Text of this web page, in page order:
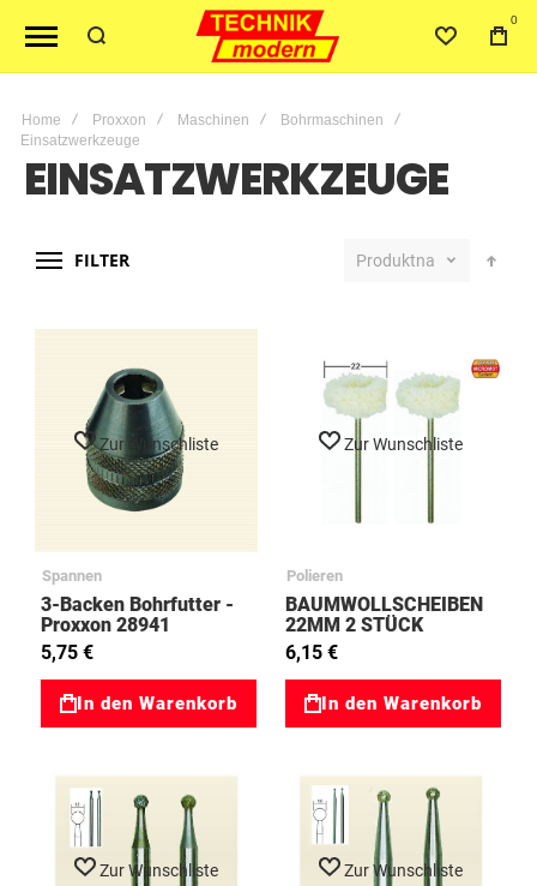
0
Home Proxxon Maschinen
Bohrmaschinen
Einsatzwerkzeuge
EINSATZWERKZEUGE
FILTER Produktname
Zur Wunschliste
Spannen
3-Backen Bohrfutter -
Proxxon 28941
5,75 €
In den Warenkorb
Zur Wunschliste
Polieren
BAUMWOLLSCHEIBEN
22MM 2 STÜCK
03028297
6,15 €
In den Warenkorb
Zur Wunschliste Zur Wunschliste